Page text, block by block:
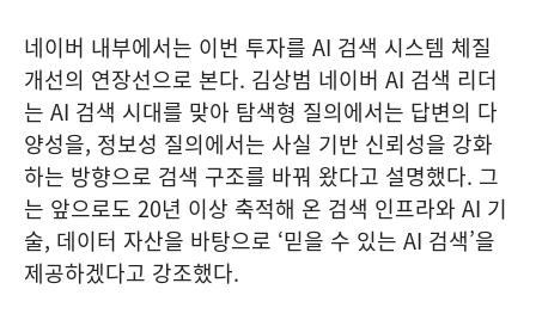
네이버 내부에서는 이번 투자를 AI 검색 시스템 체질
개선의 연장선으로 본다. 김상범 네이버 AI 검색 리더
는 AI 검색 시대를 맞아 탐색형 질의에서는 답변의 다
양성을, 정보성 질의에서는 사실 기반 신뢰성을 강화
하는 방향으로 검색 구조를 바꿔 왔다고 설명했다. 그
는 앞으로도 20년 이상 축적해 온 검색 인프라와 AI 기
술, 데이터 자산을 바탕으로 ‘믿을 수 있는 AI 검색’을
제공하겠다고 강조했다.